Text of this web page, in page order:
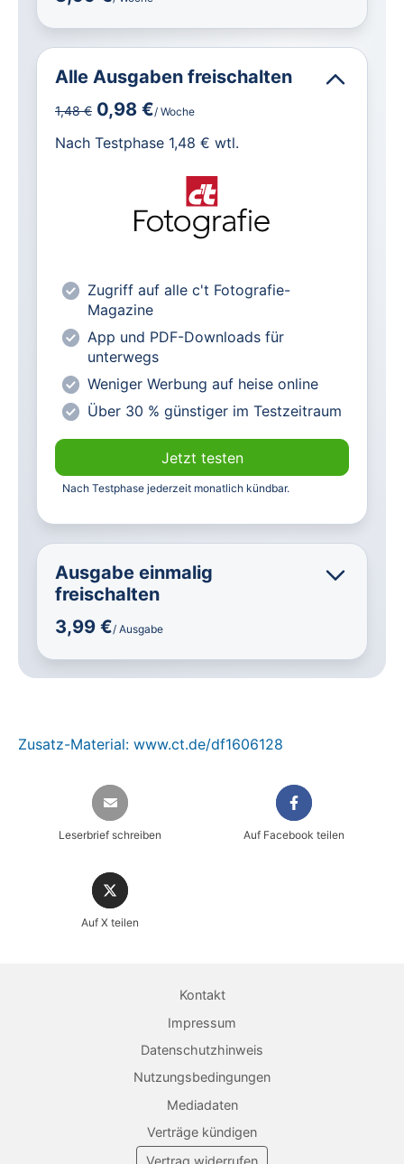
Alle heise-Magazine im Browser und
Alle exklusiven heise+ Artikel frei
lesen
Vorteilspreis für Magazin-
Abonnenten
Alle Ausgaben freischalten
1,48 € 0,98 €/ Woche
Nach Testphase 1,48 € wtl.
Zugriff auf alle c't Fotografie-
Magazine
App und PDF-Downloads für
unterwegs
Weniger Werbung auf heise online
Über 30 % günstiger im Testzeitraum
Jetzt testen
Nach Testphase jederzeit monatlich kündbar.
Ausgabe einmalig
freischalten
3,99 €/ Ausgabe
Sicher einkaufen im heise shop
Zusatz-Material: www.ct.de/df1606128
Leserbrief schreiben Auf Facebook teilen
Auf X teilen
Kontakt
Impressum
Datenschutzhinweis
Nutzungsbedingungen
Mediadaten
Verträge kündigen
Vertrag widerrufen